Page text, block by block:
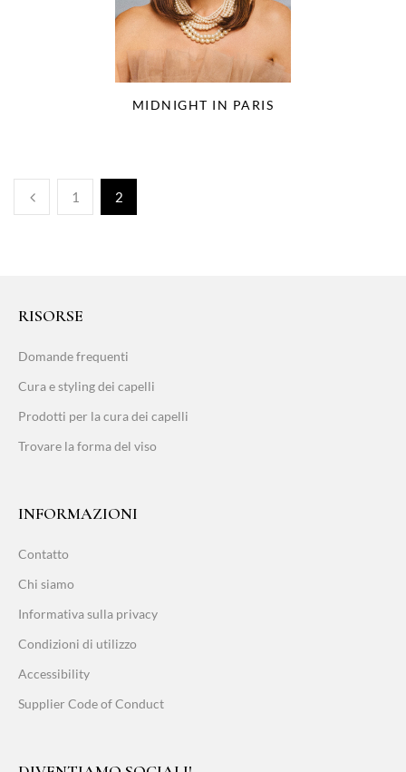
MIDNIGHT IN PARIS
1 2
RISORSE
Domande frequenti
Cura e styling dei capelli
Prodotti per la cura dei capelli
Trovare la forma del viso
INFORMAZIONI
Contatto
Chi siamo
Informativa sulla privacy
Condizioni di utilizzo
Accessibility
Supplier Code of Conduct